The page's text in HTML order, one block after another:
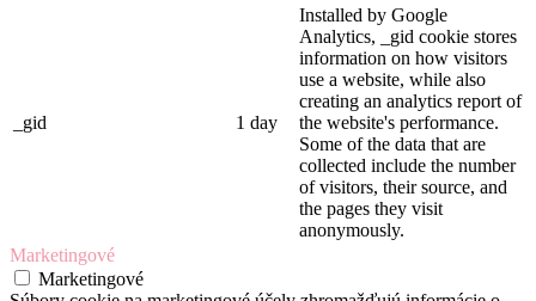
_gid 1 day
Installed by Google
Analytics, _gid cookie stores
information on how visitors
use a website, while also
creating an analytics report of
the website's performance.
Some of the data that are
collected include the number
of visitors, their source, and
the pages they visit
anonymously.
Marketingové
Marketingové